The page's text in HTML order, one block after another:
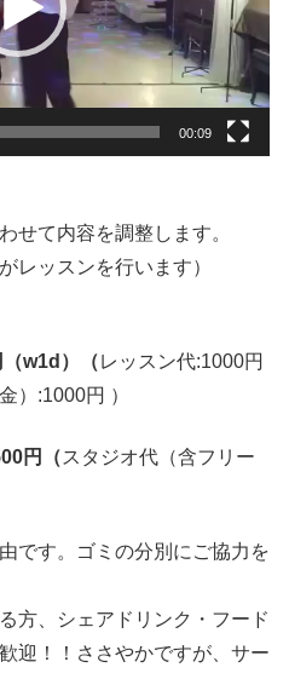
00:09
せて内容を調整します。
レッスンを行います）
（w1d ）（レッスン代:1000円
）:1000円 ）
円（スタジオ代（含フリー
です。ゴミの分別にご協力を
方、シェアドリンク・フード
迎！！ささやかですが、サー